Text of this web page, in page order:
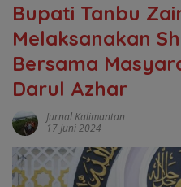
Bupati Tanbu
Melaksanakan
Bersama
Darul Azhar
Jurnal Kalimantan
17 Juni 2024